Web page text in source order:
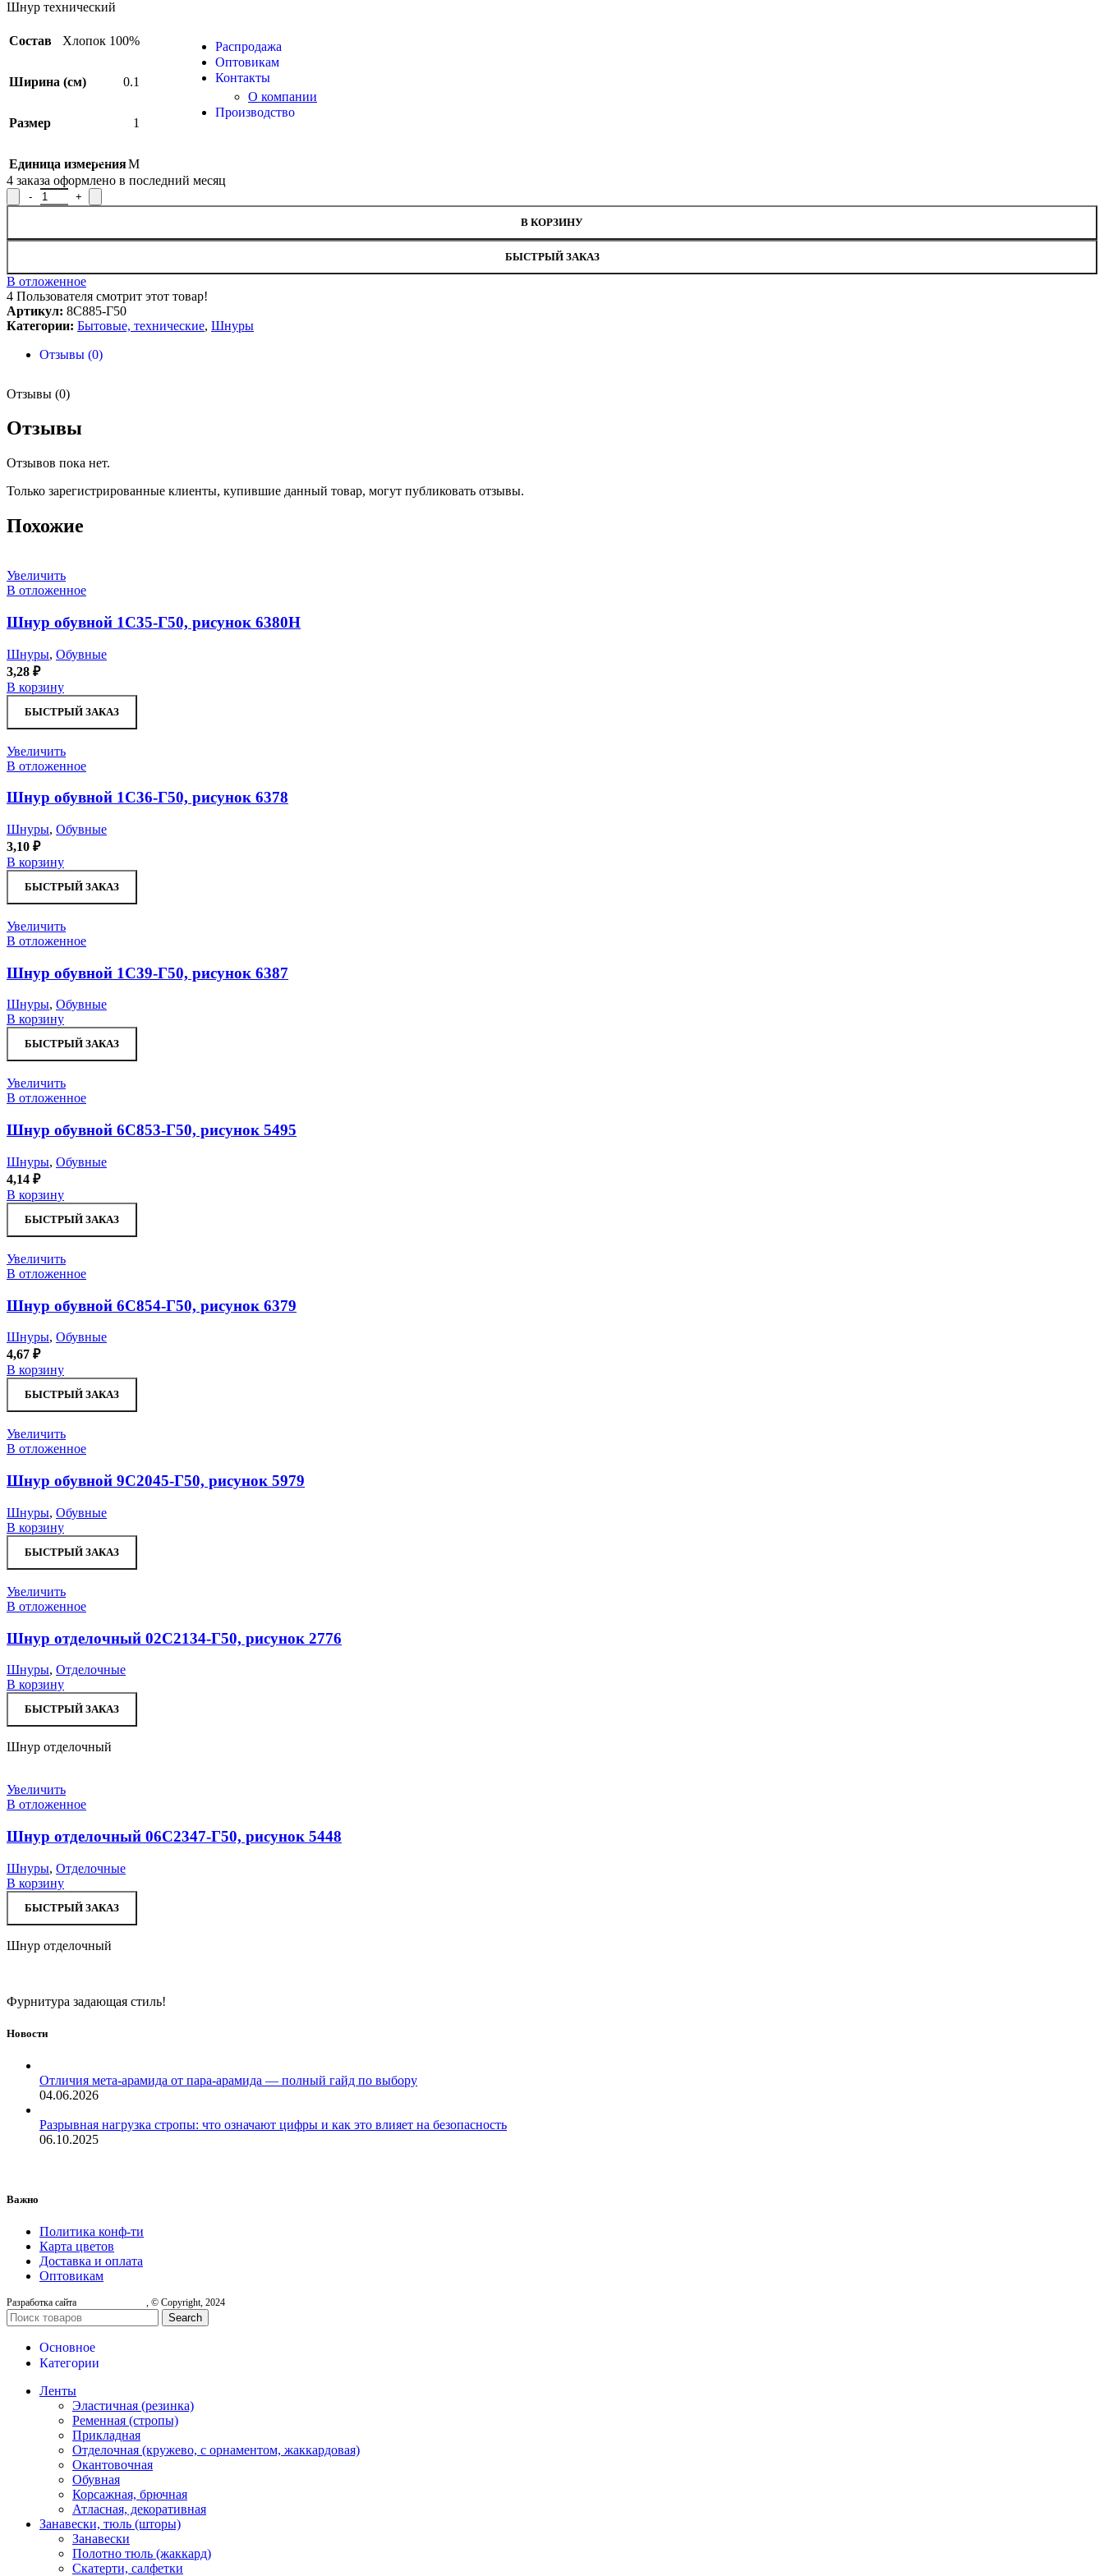
Распродажа
Оптовикам
Контакты
О компании
Производство
Шнур технический
Состав Хлопок 100%
Ширина (см) 0.1
Размер 1
Единица измеренияМ
4 заказа оформлено в последний месяц
Количество товара Шнур технический 8С885-Г50, рисунок 60249
В КОРЗИНУ
БЫСТРЫЙ ЗАКАЗ
В отложенное
4 Пользователя смотрит этот товар!
Артикул: 8С885-Г50
Категории: Бытовые, технические, Шнуры
Отзывы (0)
Отзывы (0)
Отзывы
Отзывов пока нет.
Только зарегистрированные клиенты, купившие данный товар, могут публиковать отзывы.
Похожие
Увеличить
В отложенное
Шнур обувной 1С35-Г50, рисунок 6380Н
Шнуры, Обувные
3,28 ₽
В корзину
БЫСТРЫЙ ЗАКАЗ
Увеличить
В отложенное
Шнур обувной 1С36-Г50, рисунок 6378
Шнуры, Обувные
3,10 ₽
В корзину
БЫСТРЫЙ ЗАКАЗ
Увеличить
В отложенное
Шнур обувной 1С39-Г50, рисунок 6387
Шнуры, Обувные
В корзину
БЫСТРЫЙ ЗАКАЗ
Увеличить
В отложенное
Шнур обувной 6С853-Г50, рисунок 5495
Шнуры, Обувные
4,14 ₽
В корзину
БЫСТРЫЙ ЗАКАЗ
Увеличить
В отложенное
Шнур обувной 6С854-Г50, рисунок 6379
Шнуры, Обувные
4,67 ₽
В корзину
БЫСТРЫЙ ЗАКАЗ
Увеличить
В отложенное
Шнур обувной 9С2045-Г50, рисунок 5979
Шнуры, Обувные
В корзину
БЫСТРЫЙ ЗАКАЗ
Увеличить
В отложенное
Шнур отделочный 02С2134-Г50, рисунок 2776
Шнуры, Отделочные
В корзину
БЫСТРЫЙ ЗАКАЗ
Шнур отделочный
Увеличить
В отложенное
Шнур отделочный 06С2347-Г50, рисунок 5448
Шнуры, Отделочные
В корзину
БЫСТРЫЙ ЗАКАЗ
Шнур отделочный
Фурнитура задающая стиль!
Новости
Отличия мета-арамида от пара-арамида — полный гайд по выбору
04.06.2026
Разрывная нагрузка стропы: что означают цифры и как это влияет на безопасность
06.10.2025
Важно
Политика конф-ти
Карта цветов
Доставка и оплата
Оптовикам
Разработка сайта , © Copyright, 2024
Search
Основное
Категории
Ленты
Эластичная (резинка)
Ременная (стропы)
Прикладная
Отделочная (кружево, с орнаментом, жаккардовая)
Окантовочная
Обувная
Корсажная, брючная
Атласная, декоративная
Занавески, тюль (шторы)
Занавески
Полотно тюль (жаккард)
Скатерти, салфетки
SALE